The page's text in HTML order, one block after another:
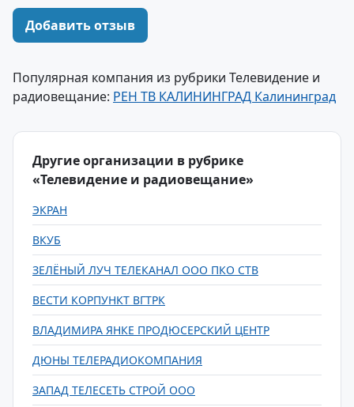
Добавить отзыв
Популярная компания из рубрики Телевидение и
радиовещание: РЕН ТВ КАЛИНИНГРАД Калининград
Другие организации в рубрике
«Телевидение и радиовещание»
ЭКРАН
ВКУБ
ЗЕЛЁНЫЙ ЛУЧ ТЕЛЕКАНАЛ ООО ПКО СТВ
ВЕСТИ КОРПУНКТ ВГТРК
ВЛАДИМИРА ЯНКЕ ПРОДЮСЕРСКИЙ ЦЕНТР
ДЮНЫ ТЕЛЕРАДИОКОМПАНИЯ
ЗАПАД ТЕЛЕСЕТЬ СТРОЙ ООО